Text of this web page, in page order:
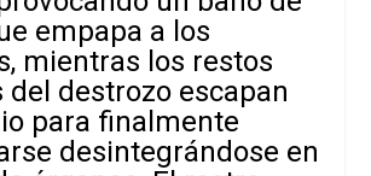
empapa a los
mientras los restos
del destrozo escapan
para finalmente
desintegrándose en